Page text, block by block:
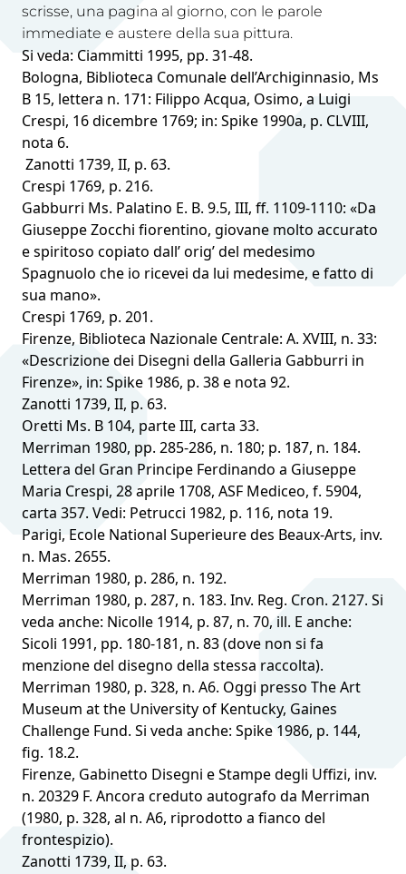
scrisse, una pagina al giorno, con le parole
immediate e austere della sua pittura.
Si veda: Ciammitti 1995, pp. 31-48.
Bologna, Biblioteca Comunale dell’Archiginnasio, Ms
B 15, lettera n. 171: Filippo Acqua, Osimo, a Luigi
Crespi, 16 dicembre 1769; in: Spike 1990a, p. CLVIII,
nota 6.
Zanotti 1739, II, p. 63.
Crespi 1769, p. 216.
Gabburri Ms. Palatino E. B. 9.5, III, ff. 1109-1110: «Da
Giuseppe Zocchi fiorentino, giovane molto accurato
e spiritoso copiato dall’ orig’ del medesimo
Spagnuolo che io ricevei da lui medesime, e fatto di
sua mano».
Crespi 1769, p. 201.
Firenze, Biblioteca Nazionale Centrale: A. XVIII, n. 33:
«Descrizione dei Disegni della Galleria Gabburri in
Firenze», in: Spike 1986, p. 38 e nota 92.
Zanotti 1739, II, p. 63.
Oretti Ms. B 104, parte III, carta 33.
Merriman 1980, pp. 285-286, n. 180; p. 187, n. 184.
Lettera del Gran Principe Ferdinando a Giuseppe
Maria Crespi, 28 aprile 1708, ASF Mediceo, f. 5904,
carta 357. Vedi: Petrucci 1982, p. 116, nota 19.
Parigi, Ecole National Superieure des Beaux-Arts, inv.
n. Mas. 2655.
Merriman 1980, p. 286, n. 192.
Merriman 1980, p. 287, n. 183. Inv. Reg. Cron. 2127. Si
veda anche: Nicolle 1914, p. 87, n. 70, ill. E anche:
Sicoli 1991, pp. 180-181, n. 83 (dove non si fa
menzione del disegno della stessa raccolta).
Merriman 1980, p. 328, n. A6. Oggi presso The Art
Museum at the University of Kentucky, Gaines
Challenge Fund. Si veda anche: Spike 1986, p. 144,
fig. 18.2.
Firenze, Gabinetto Disegni e Stampe degli Uffizi, inv.
n. 20329 F. Ancora creduto autografo da Merriman
(1980, p. 328, al n. A6, riprodotto a fianco del
frontespizio).
Zanotti 1739, II, p. 63.